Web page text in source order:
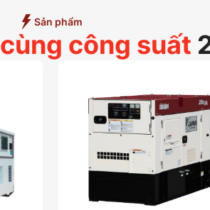
Sản phẩm
cùng công suất